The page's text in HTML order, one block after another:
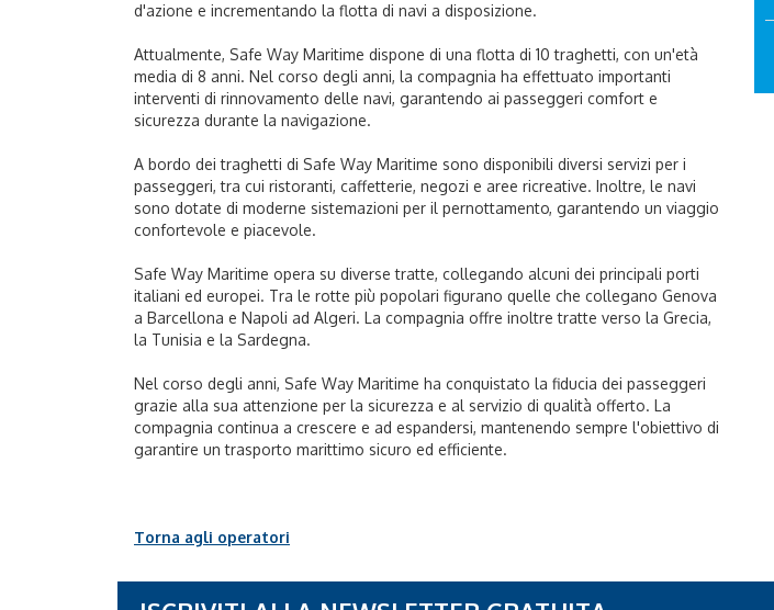
d'azione e incrementando la flotta di navi a disposizione.
Attualmente, Safe Way Maritime dispone di una flotta di 10 traghetti, con un'età
media di 8 anni. Nel corso degli anni, la compagnia ha effettuato importanti
interventi di rinnovamento delle navi, garantendo ai passeggeri comfort e
sicurezza durante la navigazione.
A bordo dei traghetti di Safe Way Maritime sono disponibili diversi servizi per i
passeggeri, tra cui ristoranti, caffetterie, negozi e aree ricreative. Inoltre, le navi
sono dotate di moderne sistemazioni per il pernottamento, garantendo un viaggio
confortevole e piacevole.
Safe Way Maritime opera su diverse tratte, collegando alcuni dei principali porti
italiani ed europei. Tra le rotte più popolari figurano quelle che collegano Genova
a Barcellona e Napoli ad Algeri. La compagnia offre inoltre tratte verso la Grecia,
la Tunisia e la Sardegna.
Nel corso degli anni, Safe Way Maritime ha conquistato la fiducia dei passeggeri
grazie alla sua attenzione per la sicurezza e al servizio di qualità offerto. La
compagnia continua a crescere e ad espandersi, mantenendo sempre l'obiettivo di
garantire un trasporto marittimo sicuro ed efficiente.
Torna agli operatori